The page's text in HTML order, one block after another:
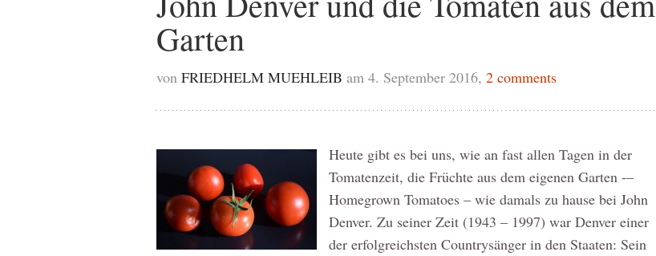
Garten
von FRIEDHELM MUEHLEIB am 4. September 2016, 2 comments
Heute gibt es bei uns, wie an fast allen Tagen in der
Tomatenzeit, die Früchte aus dem eigenen Garten -–
Homegrown Tomatoes – wie damals zu hause bei John
Denver. Zu seiner Zeit (1943 – 1997) war Denver einer
der erfolgreichsten Countrysänger in den Staaten: Sein